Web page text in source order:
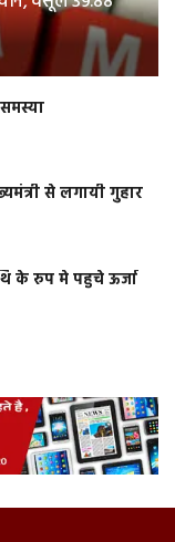
से लगायी गुहार
के रुप मे पहुचे ऊर्जा